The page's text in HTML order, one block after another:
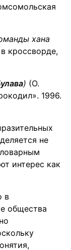
хана
кроссворде,
) (О.
1996.
не
интерес как
в
общества